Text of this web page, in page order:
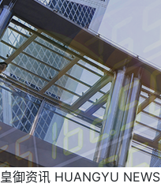
皇御资讯 HUANGYU NEWS